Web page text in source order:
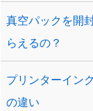
真空パックを開
らえるの？
プリンターイン
の違い